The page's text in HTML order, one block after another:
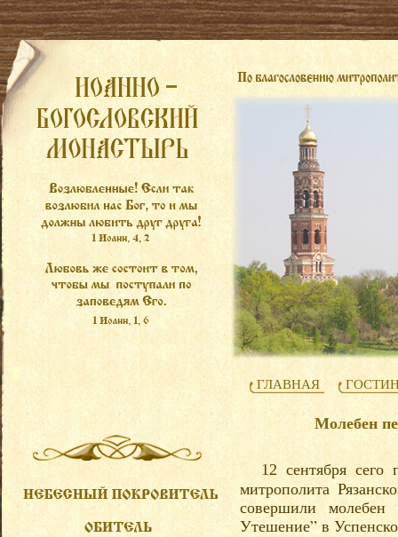
ГЛАВНАЯ
Молебен
12 сентября
митрополита
совершили
Утешение” в